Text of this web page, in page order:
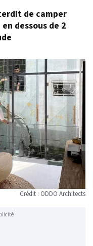
de camper
dessous de 2
Crédit : ODDO Architects